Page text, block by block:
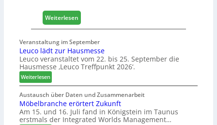
0
8
Weiterlesen
4
J
a
h
C
M
D
Veranstaltung im September
Leuco lädt zur Hausmesse
Leuco veranstaltet vom 22. bis 25. September die
Hausmesse ‚Leuco Treffpunkt 2026‘.
Weiterlesen:
L
e
u
c
o
Austausch über Daten und Zusammenarbeit
Möbelbranche erörtert Zukunft
Am 15. und 16. Juli fand in Königstein im Taunus
erstmals der Integrated Worlds Management…